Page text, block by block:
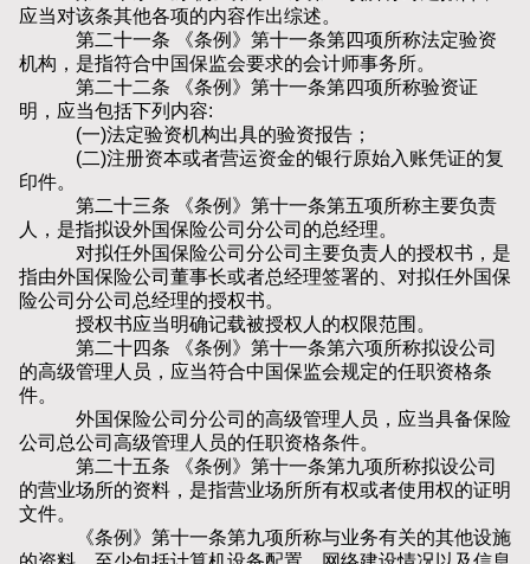
应当对该条其他各项的内容作出综述。
第二十一条 《条例》第十一条第四项所称法定验资
机构，是指符合中国保监会要求的会计师事务所。
第二十二条 《条例》第十一条第四项所称验资证
明，应当包括下列内容:
(一)法定验资机构出具的验资报告；
(二)注册资本或者营运资金的银行原始入账凭证的复
印件。
第二十三条 《条例》第十一条第五项所称主要负责
人，是指拟设外国保险公司分公司的总经理。
对拟任外国保险公司分公司主要负责人的授权书，是
指由外国保险公司董事长或者总经理签署的、对拟任外国保
险公司分公司总经理的授权书。
授权书应当明确记载被授权人的权限范围。
第二十四条 《条例》第十一条第六项所称拟设公司
的高级管理人员，应当符合中国保监会规定的任职资格条
件。
外国保险公司分公司的高级管理人员，应当具备保险
公司总公司高级管理人员的任职资格条件。
第二十五条 《条例》第十一条第九项所称拟设公司
的营业场所的资料，是指营业场所所有权或者使用权的证明
文件。
《条例》第十一条第九项所称与业务有关的其他设施